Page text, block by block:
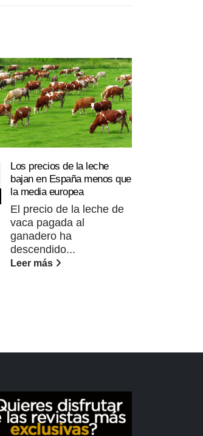
Los precios de la leche
bajan en España menos que
la media europea
El precio de la leche de
vaca pagada al
ganadero ha
descendido...
Leer más